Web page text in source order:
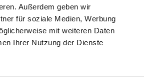
Außerdem geben wir
für soziale Medien, Werbung
mit weiteren Daten
Ihrer Nutzung der Dienste